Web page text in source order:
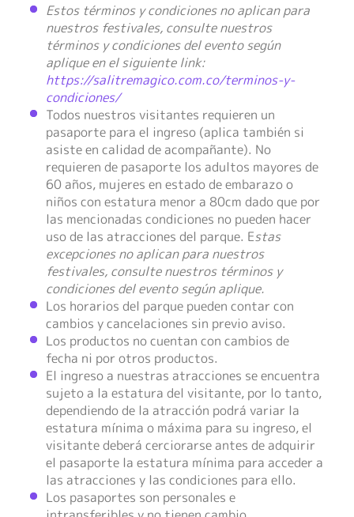
Estos términos y condiciones no aplican para
nuestros festivales, consulte nuestros
términos y condiciones del evento según
aplique en el siguiente link:
https://salitremagico.com.co/terminos-y-
condiciones/
Todos nuestros visitantes requieren un
pasaporte para el ingreso (aplica también si
asiste en calidad de acompañante). No
requieren de pasaporte los adultos mayores de
60 años, mujeres en estado de embarazo o
niños con estatura menor a 80cm dado que por
las mencionadas condiciones no pueden hacer
uso de las atracciones del parque. Estas
excepciones no aplican para nuestros
festivales, consulte nuestros términos y
condiciones del evento según aplique.
Los horarios del parque pueden contar con
cambios y cancelaciones sin previo aviso.
Los productos no cuentan con cambios de
fecha ni por otros productos.
El ingreso a nuestras atracciones se encuentra
sujeto a la estatura del visitante, por lo tanto,
dependiendo de la atracción podrá variar la
estatura mínima o máxima para su ingreso, el
visitante deberá cerciorarse antes de adquirir
el pasaporte la estatura mínima para acceder a
las atracciones y las condiciones para ello.
Los pasaportes son personales e